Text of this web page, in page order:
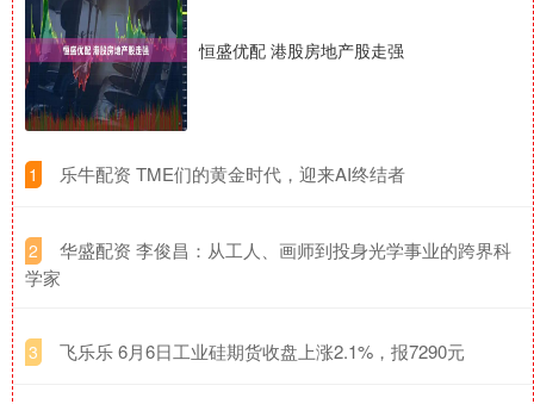
恒盛优配 港股房地产股走强
1 ​乐牛配资 TME们的黄金时代，迎来AI终结者
2
​华盛配资 李俊昌：从工人、画师到投身光学事业的跨界科
学家
3 ​飞乐乐 6月6日工业硅期货收盘上涨2.1%，报7290元